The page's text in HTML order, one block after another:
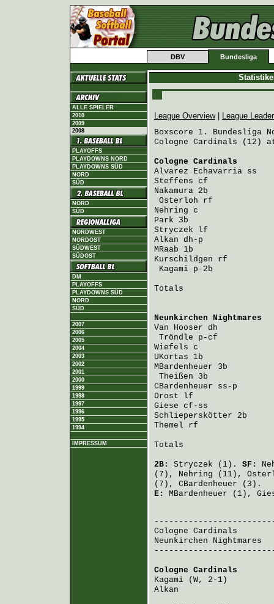
DBV Bundesliga
ALLE SPIELER
2010
2009
2008
PLAYOFFS
PLAYDOWNS NORD
PLAYDOWNS SÜD
NORD
SÜD
NORD
SÜD
NORDWEST
NORDOST
SÜDWEST
SÜDOST
DM
PLAYOFFS
PLAYDOWNS SÜD
NORD
SÜD
2007
2006
2005
2004
2003
2002
2001
2000
1999
1998
1997
1996
1995
1994
IMPRESSUM
League Overview|
League
Boxscore 1. Bundesliga
Cologne Cardinals (12)
Cologne Cardinals
Alvarez Echavarria ss
Steffens cf
Nakamura 2b
Osterloh rf
Nehring c
Park 3b
Stryczek lf
Alkan dh-p
MRaab 1b
Kurschildgen rf
Kagami p-2b
Totals
Neunkirchen Nightmares
Van Hooser dh
Tröndle p-cf
Wiefels c
UKortas 1b
MBardenheuer 3b
Theißen 3b
CBardenheuer ss-p
Drost lf
Giese cf-ss
Schlieperskötter 2b
Themel rf
Totals
2B: Stryczek (1). SF:
(7), Nehring (11),
(7), CBardenheuer (3).
E: MBardenheuer (1),
Cologne Cardinals
Neunkirchen Nightmares
Cologne Cardinals
Kagami (W, 2-1)
Alkan